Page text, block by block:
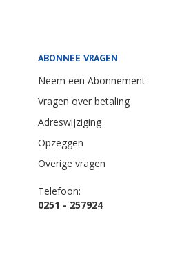
ABONNEE VRAGEN
Neem een Abonnement
Vragen over betaling
Adreswijziging
Opzeggen
Overige vragen
Telefoon:
0251 - 257924